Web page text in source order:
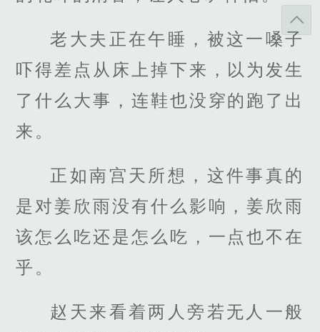
老大夫正在午睡，被这一嗓子
吓得差点从床上掉下来，以为发生
了什么大事，连鞋也没穿的跑了出
来。
正如南宫天所想，这件事真的
是对姜欣雨没有什么影响，姜欣雨
该怎么吃还是怎么吃，一点也不在
乎。
赵天来看着两人旁若无人一般